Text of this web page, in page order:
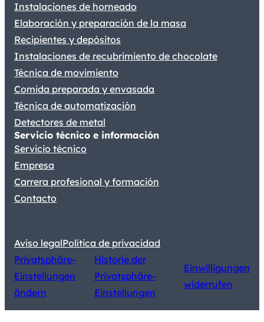
Instalaciones de horneado
Elaboración y preparación de la masa
Recipientes y depósitos
Instalaciones de recubrimiento de chocolate
Técnica de movimiento
Comida preparada y envasada
Técnica de automatización
Detectores de metal
Servicio técnico e información
Servicio técnico
Empresa
Carrera profesional y formación
Contacto
Aviso legalPolítica de privacidad
Privatsphäre-
Einstellungen
ändern
Historie der
Privatsphäre-
Einstellungen
Einwilligungen
widerrufen